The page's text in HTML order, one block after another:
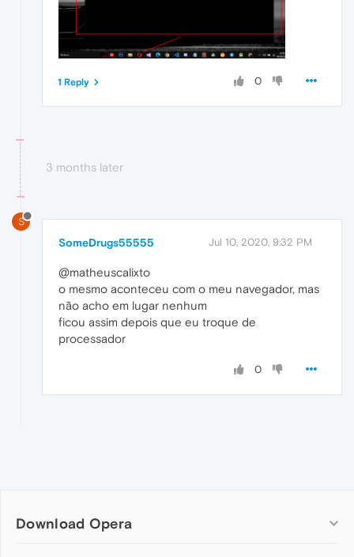
0
1 Reply
3 months later
S
SomeDrugs55555 Jul 10, 2020, 9:32 PM
@matheuscalixto
o mesmo aconteceu com o meu navegador, mas
não acho em lugar nenhum
ficou assim depois que eu troque de
processador
0
Download Opera